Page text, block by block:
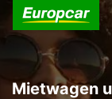
Mietwagen